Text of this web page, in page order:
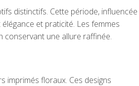
distinctifs. Cette période, influencée
et praticité. Les femmes
une allure raffinée.
imprimés floraux. Ces designs